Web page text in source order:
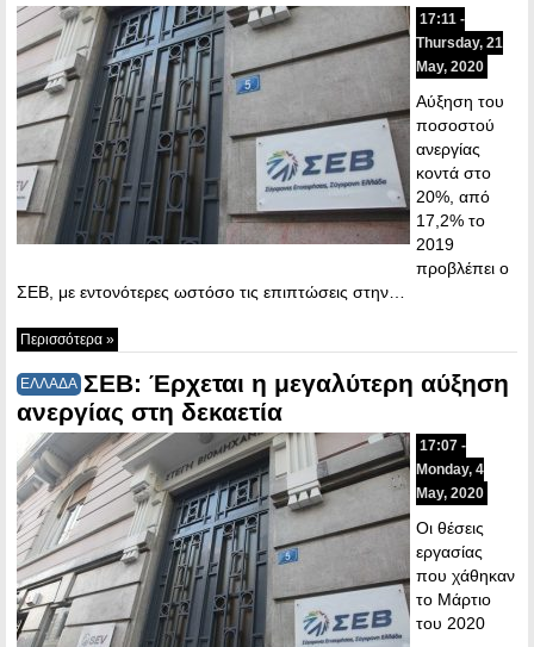
17:11 -
Thursday, 21
May, 2020
Αύξηση του
ποσοστού
ανεργίας
κοντά στο
20%, από
17,2% το
2019
προβλέπει ο
ΣΕΒ, με εντονότερες ωστόσο τις επιπτώσεις στην…
Περισσότερα »
ΕΛΛΑΔΑ ΣΕΒ: Έρχεται η μεγαλύτερη αύξηση
ανεργίας στη δεκαετία
17:07 -
Monday, 4
May, 2020
Οι θέσεις
εργασίας
που χάθηκαν
το Μάρτιο
του 2020